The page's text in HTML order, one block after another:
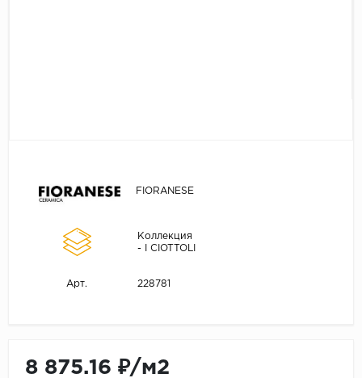
FIORANESE
Коллекция
- I CIOTTOLI
Арт. 228781
8 875.16 ₽/м2